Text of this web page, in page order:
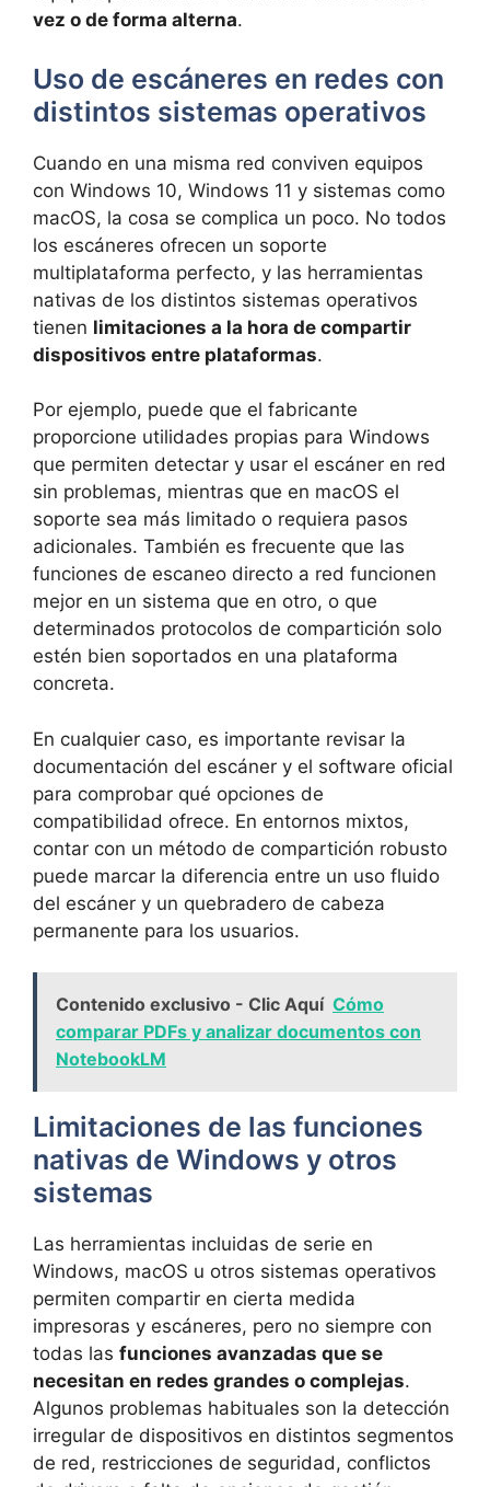
vez o de forma alterna.
Uso de escáneres en redes con
distintos sistemas operativos
Cuando en una misma red conviven equipos
con Windows 10, Windows 11 y sistemas como
macOS, la cosa se complica un poco. No todos
los escáneres ofrecen un soporte
multiplataforma perfecto, y las herramientas
nativas de los distintos sistemas operativos
tienen limitaciones a la hora de compartir
dispositivos entre plataformas.
Por ejemplo, puede que el fabricante
proporcione utilidades propias para Windows
que permiten detectar y usar el escáner en red
sin problemas, mientras que en macOS el
soporte sea más limitado o requiera pasos
adicionales. También es frecuente que las
funciones de escaneo directo a red funcionen
mejor en un sistema que en otro, o que
determinados protocolos de compartición solo
estén bien soportados en una plataforma
concreta.
En cualquier caso, es importante revisar la
documentación del escáner y el software oficial
para comprobar qué opciones de
compatibilidad ofrece. En entornos mixtos,
contar con un método de compartición robusto
puede marcar la diferencia entre un uso fluido
del escáner y un quebradero de cabeza
permanente para los usuarios.
Contenido exclusivo - Clic Aquí Cómo
comparar PDFs y analizar documentos con
NotebookLM
Limitaciones de las funciones
nativas de Windows y otros
sistemas
Las herramientas incluidas de serie en
Windows, macOS u otros sistemas operativos
permiten compartir en cierta medida
impresoras y escáneres, pero no siempre con
todas las funciones avanzadas que se
necesitan en redes grandes o complejas.
Algunos problemas habituales son la detección
irregular de dispositivos en distintos segmentos
de red, restricciones de seguridad, conflictos